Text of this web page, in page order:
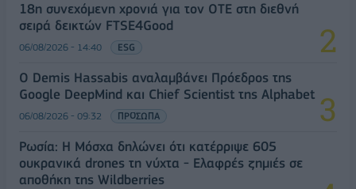
18η συνεχόμενη χρονιά για τον ΟΤΕ στη διεθνή
σειρά δεικτών FTSE4Good
06/08/2026 - 14:40 ESG
Ο Demis Hassabis αναλαμβάνει Πρόεδρος της
Google DeepMind και Chief Scientist της Alphabet
06/08/2026 - 09:32 ΠΡΟΣΩΠΑ
Ρωσία: Η Μόσχα δηλώνει ότι κατέρριψε 605
ουκρανικά drones τη νύχτα - Ελαφρές ζημιές σε
αποθήκη της Wildberries